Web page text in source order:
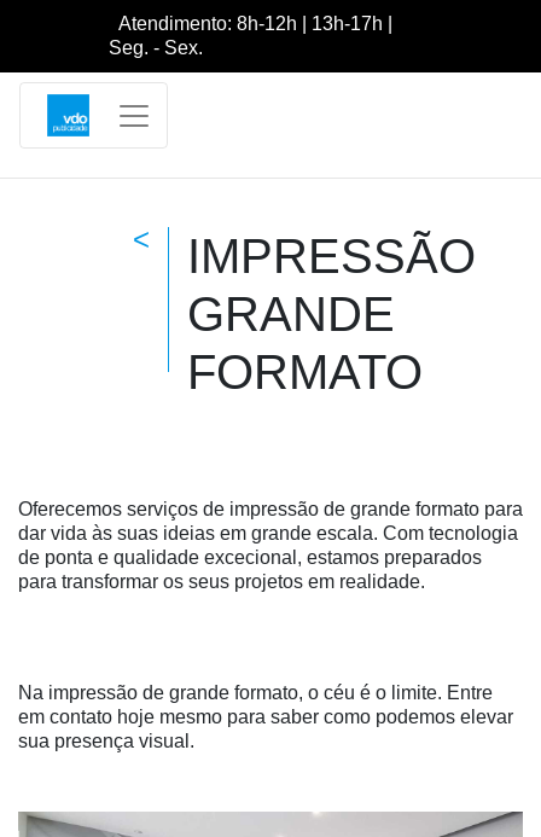
Atendimento: 8h-12h | 13h-17h |
Seg. - Sex.
<
IMPRESSÃO
GRANDE
FORMATO
Oferecemos serviços de impressão de grande formato para
dar vida às suas ideias em grande escala. Com tecnologia
de ponta e qualidade excecional, estamos preparados
para transformar os seus projetos em realidade.
Na impressão de grande formato, o céu é o limite. Entre
em contato hoje mesmo para saber como podemos elevar
sua presença visual.